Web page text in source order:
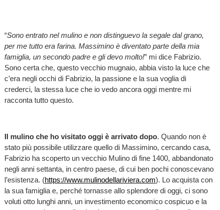
“Sono entrato nel mulino e non distinguevo la segale dal grano,
per me tutto era farina. Massimino è diventato parte della mia
famiglia, un secondo padre e gli devo molto!” mi dice Fabrizio.
Sono certa che, questo vecchio mugnaio, abbia visto la luce che
c’era negli occhi di Fabrizio, la passione e la sua voglia di
crederci, la stessa luce che io vedo ancora oggi mentre mi
racconta tutto questo.
Il mulino che ho visitato oggi è arrivato dopo. Quando non è
stato più possibile utilizzare quello di Massimino, cercando casa,
Fabrizio ha scoperto un vecchio Mulino di fine 1400, abbandonato
negli anni settanta, in centro paese, di cui ben pochi conoscevano
l’esistenza. (https://www.mulinodellariviera.com). Lo acquista con
la sua famiglia e, perché tornasse allo splendore di oggi, ci sono
voluti otto lunghi anni, un investimento economico cospicuo e la